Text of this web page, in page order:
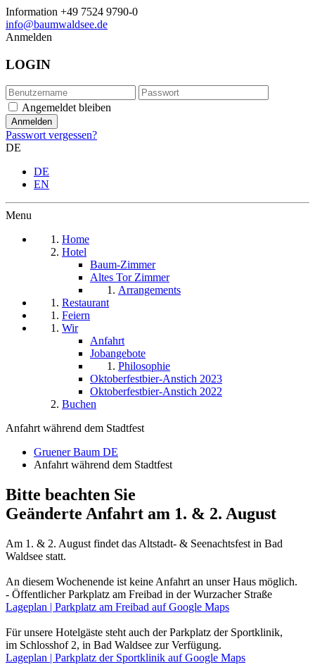
Information +49 7524 9790-0
info@baumwaldsee.de
Anmelden
LOGIN
Angemeldet bleiben
Passwort vergessen?
DE
DE
EN
Menu
Home
Hotel
Baum-Zimmer
Altes Tor Zimmer
Arrangements
Restaurant
Feiern
Wir
Anfahrt
Jobangebote
Philosophie
Oktoberfestbier-Anstich 2023
Oktoberfestbier-Anstich 2022
Buchen
Anfahrt während dem Stadtfest
Gruener Baum DE
Anfahrt während dem Stadtfest
Bitte beachten Sie
Geänderte Anfahrt am 1. & 2. August
Am 1. & 2. August findet das Altstadt- & Seenachtsfest in Bad
Waldsee statt.
An diesem Wochenende ist keine Anfahrt an unser Haus möglich.
- Öffentlicher Parkplatz am Freibad in der Wurzacher Straße
Lageplan | Parkplatz am Freibad auf Google Maps
Für unsere Hotelgäste steht auch der Parkplatz der Sportklinik,
im Schlosshof 2, in Bad Waldsee zur Verfügung.
Lageplan | Parkplatz der Sportklinik auf Google Maps